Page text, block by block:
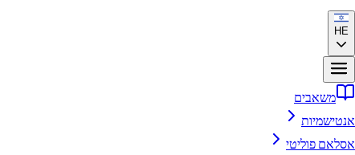
HE
משאבים
אנטישמיות
אסלאם פוליטי